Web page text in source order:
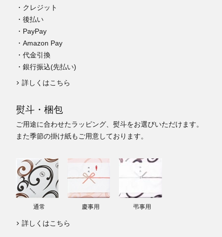
・クレジット
・後払い
・PayPay
・Amazon Pay
・代金引換
・銀行振込(先払い)
詳しくはこちら
熨斗・梱包
ご用途に合わせたラッピング、熨斗をお選びいただけます。
また季節の掛け紙もご用意しております。
通常 慶事用 弔事用
詳しくはこちら